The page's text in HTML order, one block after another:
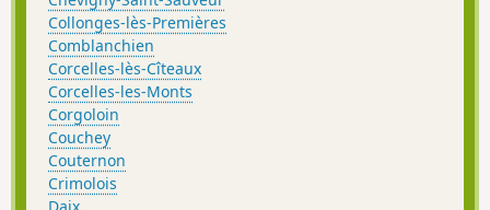
Collonges-lès-Premières
Comblanchien
Corcelles-lès-Cîteaux
Corcelles-les-Monts
Corgoloin
Couchey
Couternon
Crimolois